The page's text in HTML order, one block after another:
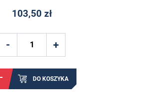
103,50 zł
DO KOSZYKA